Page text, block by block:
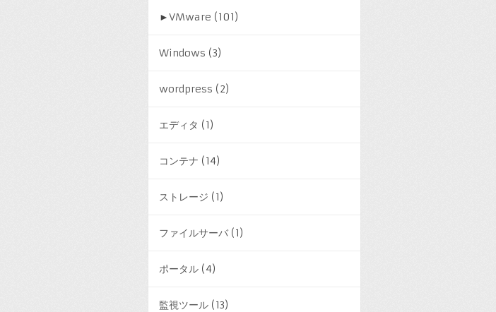
►VMware (101)
Windows (3)
wordpress (2)
エディタ (1)
コンテナ (14)
ストレージ (1)
ファイルサーバ(1)
ポータル (4)
監視ツール (13)